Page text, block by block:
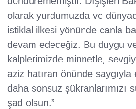
olarak yurdumuzda ve
istiklal ilkesi yönünde canla
devam edeceğiz. Bu duygu
kalplerimizde minnetle,
aziz hatıran önünde saygıyla
daha sonsuz şükranlarımızı
şad olsun.”